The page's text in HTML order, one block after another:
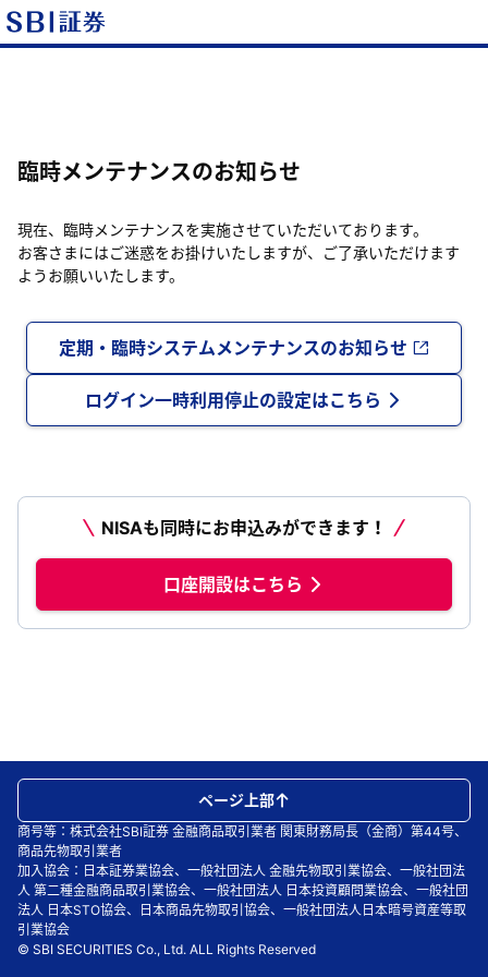
臨時メンテナンスのお知らせ
現在、臨時メンテナンスを実施させていただいております。
お客さまにはご迷惑をお掛けいたしますが、ご了承いただけます
ようお願いいたします。
定期・臨時システムメンテナンスのお知らせ
ログイン一時利用停止の設定はこちら
NISAも同時にお申込みができます！
口座開設はこちら
商号等：株式会社SBI証券 金融商品取引業者 関東財務局長（金商）第44号、
商品先物取引業者
加入協会：日本証券業協会、一般社団法人 金融先物取引業協会、一般社団法
人 第二種金融商品取引業協会、一般社団法人 日本投資顧問業協会、一般社団
法人 日本STO協会、日本商品先物取引協会、一般社団法人日本暗号資産等取
引業協会
© SBI SECURITIES Co., Ltd. ALL Rights Reserved
ページ上部